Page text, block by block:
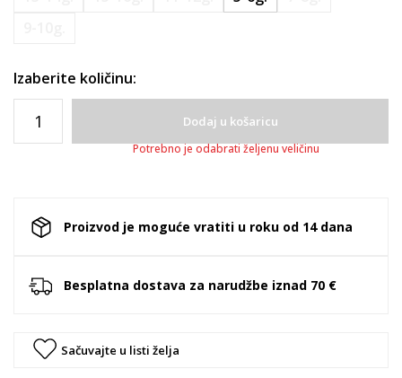
Izaberite količinu:
Dodaj u košaricu
Potrebno je odabrati željenu veličinu
Proizvod je moguće vratiti u roku od 14 dana
Besplatna dostava za narudžbe iznad 70 €
Sačuvajte u listi želja